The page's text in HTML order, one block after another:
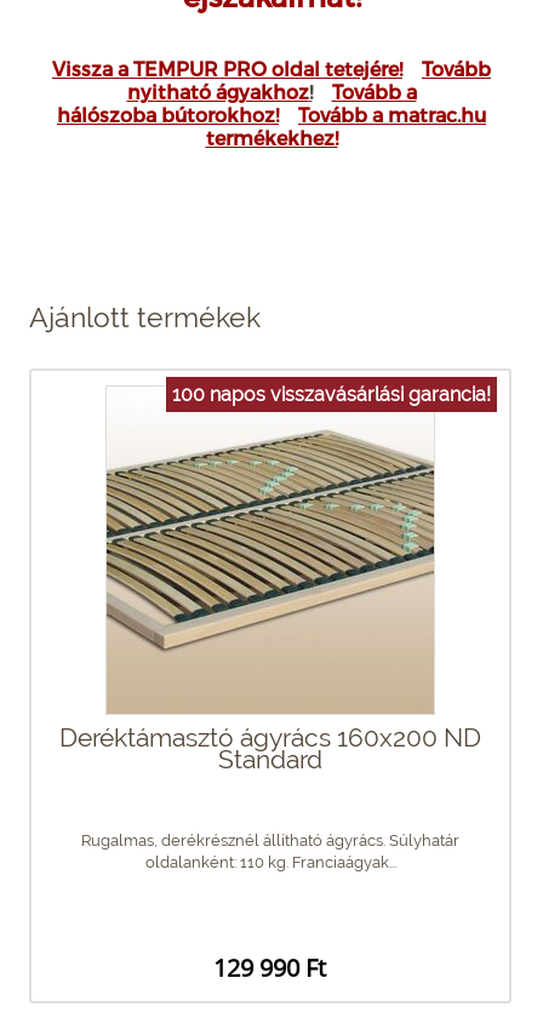
Vissza a TEMPUR PRO oldal tetejére!
Tovább
nyitható ágyakhoz!
Tovább a
hálószoba bútorokhoz!
Tovább a matrac.hu
termékekhez!
Ajánlott termékek
100 napos visszavásárlási garancia!
Deréktámasztó ágyrács 160x200 ND
Standard
Rugalmas, derékrésznél állítható ágyrács. Súlyhatár
oldalanként: 110 kg. Franciaágyak...
129 990 Ft